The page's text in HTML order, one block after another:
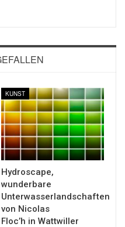
KUNST
Hydroscape,
wunderbare
Unterwasserlandschaften
von Nicolas
Floc’h in Wattwiller